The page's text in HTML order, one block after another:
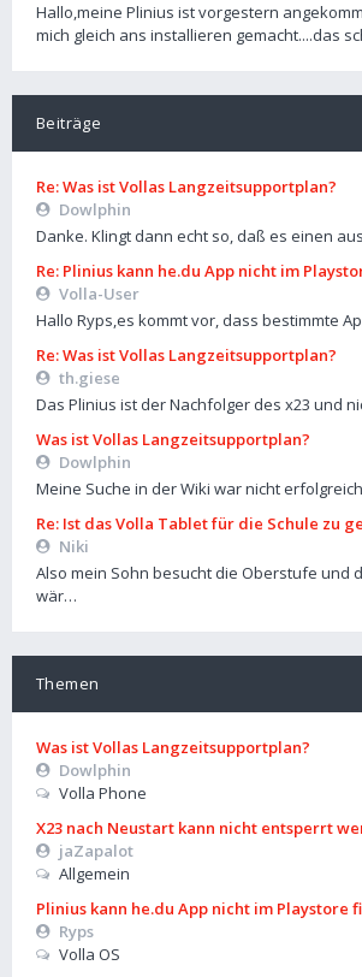
Hallo,meine Plinius ist vorgestern
mich gleich ans installieren gemacht....das
Beiträge
Re: Was ist Vollas Langzeitsupportplan?
Dowlphin
Danke. Klingt dann echt so, daß es einen
Re: Plinius kann he.du App nicht im
Volla-User
Hallo Ryps,es kommt vor, dass bestimmte
Re: Was ist Vollas Langzeitsupportplan?
th.giese
Das Plinius ist der Nachfolger des x23 und
Was ist Vollas Langzeitsupportplan?
Dowlphin
Meine Suche in der Wiki war nicht
Re: Ist das Volla Tablet für die Schule zu
Niki
Also mein Sohn besucht die Oberstufe und
wär…
Themen
Was ist Vollas Langzeitsupportplan?
Dowlphin
Volla Phone
X23 nach Neustart kann nicht entsperrt
jaZapalot
Allgemein
Plinius kann he.du App nicht im Playstore
Ryps
Volla OS